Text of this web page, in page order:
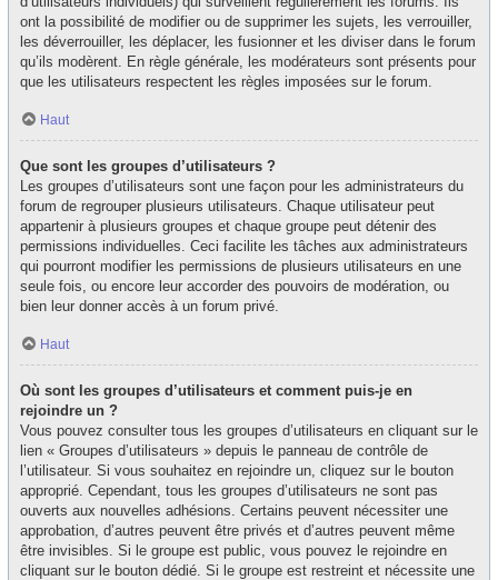
ont la possibilité de modifier ou de supprimer les sujets, les verrouiller,
les déverrouiller, les déplacer, les fusionner et les diviser dans le forum
qu’ils modèrent. En règle générale, les modérateurs sont présents pour
que les utilisateurs respectent les règles imposées sur le forum.
Haut
Que sont les groupes d’utilisateurs ?
Les groupes d’utilisateurs sont une façon pour les administrateurs du
forum de regrouper plusieurs utilisateurs. Chaque utilisateur peut
appartenir à plusieurs groupes et chaque groupe peut détenir des
permissions individuelles. Ceci facilite les tâches aux administrateurs
qui pourront modifier les permissions de plusieurs utilisateurs en une
seule fois, ou encore leur accorder des pouvoirs de modération, ou
bien leur donner accès à un forum privé.
Haut
Où sont les groupes d’utilisateurs et comment puis-je en
rejoindre un ?
Vous pouvez consulter tous les groupes d’utilisateurs en cliquant sur le
lien « Groupes d’utilisateurs » depuis le panneau de contrôle de
l’utilisateur. Si vous souhaitez en rejoindre un, cliquez sur le bouton
approprié. Cependant, tous les groupes d’utilisateurs ne sont pas
ouverts aux nouvelles adhésions. Certains peuvent nécessiter une
approbation, d’autres peuvent être privés et d’autres peuvent même
être invisibles. Si le groupe est public, vous pouvez le rejoindre en
cliquant sur le bouton dédié. Si le groupe est restreint et nécessite une